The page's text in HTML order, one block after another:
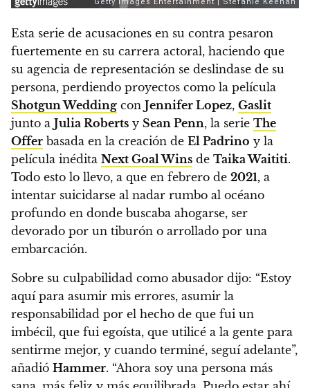
Esta serie de acusaciones en su contra pesaron
fuertemente en su carrera actoral, haciendo que
su agencia de representación se deslindase de su
persona, perdiendo proyectos como la película
Shotgun Wedding con Jennifer Lopez, Gaslit
junto a Julia Roberts y Sean Penn, la serie The
Offer basada en la creación de El Padrino y la
película inédita Next Goal Wins de Taika Waititi.
Todo esto lo llevo, a que en febrero de 2021, a
intentar suicidarse al nadar rumbo al océano
profundo en donde buscaba ahogarse, ser
devorado por un tiburón o arrollado por una
embarcación.
Sobre su culpabilidad como abusador dijo: “Estoy
aquí para asumir mis errores, asumir la
responsabilidad por el hecho de que fui un
imbécil, que fui egoísta, que utilicé a la gente para
sentirme mejor, y cuando terminé, seguí adelante”,
añadió Hammer. “Ahora soy una persona más